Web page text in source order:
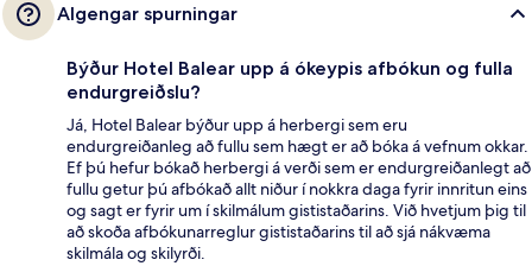
Algengar spurningar
Býður Hotel Balear upp á ókeypis afbókun og fulla
endurgreiðslu?
Já, Hotel Balear býður upp á herbergi sem eru
endurgreiðanleg að fullu sem hægt er að bóka á vefnum okkar.
Ef þú hefur bókað herbergi á verði sem er endurgreiðanlegt að
fullu getur þú afbókað allt niður í nokkra daga fyrir innritun eins
og sagt er fyrir um í skilmálum gististaðarins. Við hvetjum þig til
að skoða afbókunarreglur gististaðarins til að sjá nákvæma
skilmála og skilyrði.